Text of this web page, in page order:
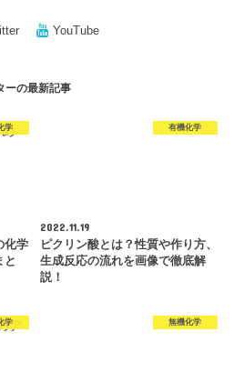
YouTube
ーの最新記事
学
化学
と
有機化学
2022.11.19
ピクリン酸とは？性質や作り方、
生成反応の流れを画像で徹底解
説！
学 無機化学